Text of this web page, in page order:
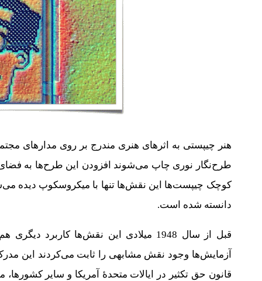
هنر چیپستی به اثرهای هنری مندرج بر روی مدارهای
طرح‌نگار نوری چاپ می‌شوند افزودن این طرح‌ها به فضای
کوچک چیپست‌ها این نقش‌ها تنها با میکروسکوپ دیده
دانسته شده است.
قبل از سال 1948 میلادی این نقش‌ها
آزمایش‌ها وجود نقش مشابهی را ثابت می‌کردند این
قانون حق تکثیر در ایالات متحدهٔ آمریکا و سایر